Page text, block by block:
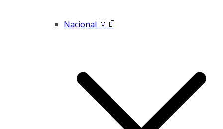
Nacional 🇻🇪